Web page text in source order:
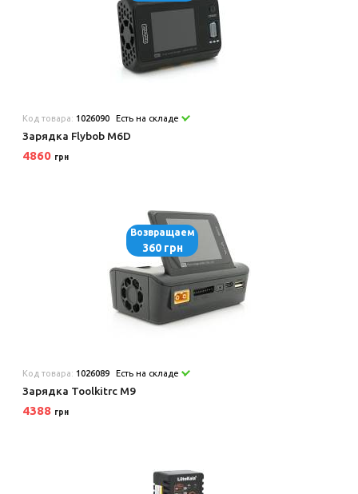
Код товара: 1026090 Есть на складе
Зарядка Flybob M6D
4860 грн
Возвращаем
360 грн
Код товара: 1026089 Есть на складе
Зарядка Toolkitrc M9
4388 грн